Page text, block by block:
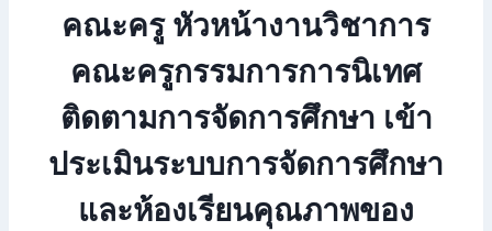
คณะครู หัวหน้างานวิชาการ
คณะครูกรรมการการนิเทศ
ติดตามการจัดการศึกษา เข้า
ประเมินระบบการจัดการศึกษา
และห้องเรียนคุณภาพของ